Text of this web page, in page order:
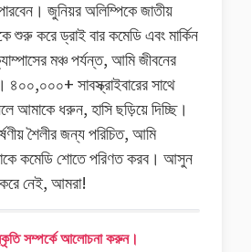
জুনিয়র অলিম্পিকে জাতীয়
শুরু করে ড্রাই বার কমেডি এবং মার্কিন
মঞ্চ পর্যন্ত, আমি জীবনের
৪০০,০০০+ সাবস্ক্রাইবারের সাথে
আমাকে ধরুন, হাসি ছড়িয়ে দিচ্ছি।
শৈলীর জন্য পরিচিত, আমি
কমেডি শোতে পরিণত করব। আসুন
নেই, আমরা!
সম্পর্কে আলোচনা করুন।